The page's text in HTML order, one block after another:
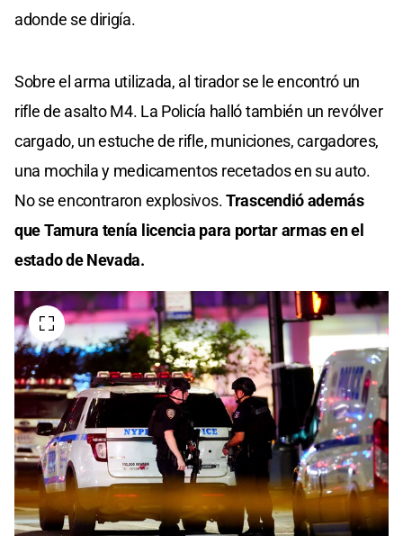
adonde se dirigía.
Sobre el arma utilizada, al tirador se le encontró un
rifle de asalto M4. La Policía halló también un revólver
cargado, un estuche de rifle, municiones, cargadores,
una mochila y medicamentos recetados en su auto.
No se encontraron explosivos.Trascendió además
que Tamura tenía licencia para portar armas en el
estado de Nevada.